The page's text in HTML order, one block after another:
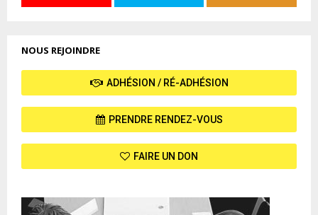
NOUS REJOINDRE
ADHÉSION / RÉ-ADHÉSION
PRENDRE RENDEZ-VOUS
FAIRE UN DON